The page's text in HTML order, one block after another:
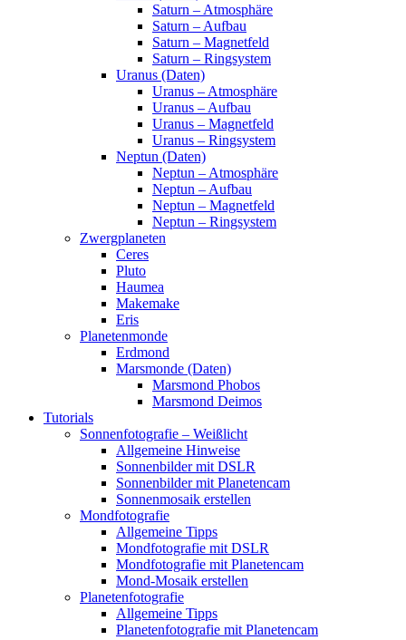
Saturn – Atmosphäre
Saturn – Aufbau
Saturn – Magnetfeld
Saturn – Ringsystem
Uranus (Daten)
Uranus – Atmosphäre
Uranus – Aufbau
Uranus – Magnetfeld
Uranus – Ringsystem
Neptun (Daten)
Neptun – Atmosphäre
Neptun – Aufbau
Neptun – Magnetfeld
Neptun – Ringsystem
Zwergplaneten
Ceres
Pluto
Haumea
Makemake
Eris
Planetenmonde
Erdmond
Marsmonde (Daten)
Marsmond Phobos
Marsmond Deimos
Tutorials
Sonnenfotografie – Weißlicht
Allgemeine Hinweise
Sonnenbilder mit DSLR
Sonnenbilder mit Planetencam
Sonnenmosaik erstellen
Mondfotografie
Allgemeine Tipps
Mondfotografie mit DSLR
Mondfotografie mit Planetencam
Mond-Mosaik erstellen
Planetenfotografie
Allgemeine Tipps
Planetenfotografie mit Planetencam